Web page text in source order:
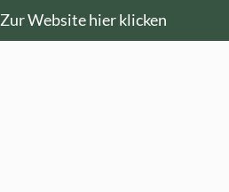
Zur Website hier klicken